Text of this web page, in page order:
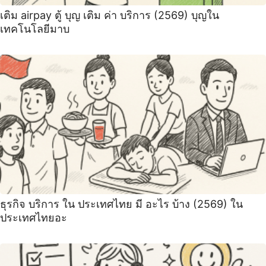
เติม airpay ตู้ บุญ เติม ค่า บริการ (2569) บุญใน
เทคโนโลยีมาบ
ธุรกิจ บริการ ใน ประเทศไทย มี อะไร บ้าง (2569) ใน
ประเทศไทยอะ